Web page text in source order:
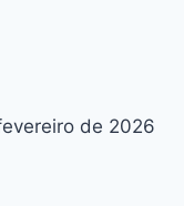
de 2026